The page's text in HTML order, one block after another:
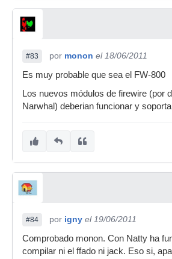
#83 por monon el 18/06/2011
Es muy probable que sea el FW-800
Los nuevos módulos de firewire (por
Narwhal) deberian funcionar y
#84 por igny el 19/06/2011
Comprobado monon. Con Natty ha
compilar ni el ffado ni jack. Eso si,